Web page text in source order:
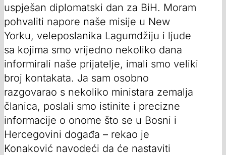
uspješan diplomatski dan za BiH. Moram
pohvaliti napore naše misije u New
Yorku, veleposlanika Lagumdžiju i ljude
sa kojima smo vrijedno nekoliko dana
informirali naše prijatelje, imali smo veliki
broj kontakata. Ja sam osobno
razgovarao s nekoliko ministara zemalja
članica, poslali smo istinite i precizne
informacije o onome što se u Bosni i
Hercegovini događa – rekao je
Konaković navodeći da će nastaviti